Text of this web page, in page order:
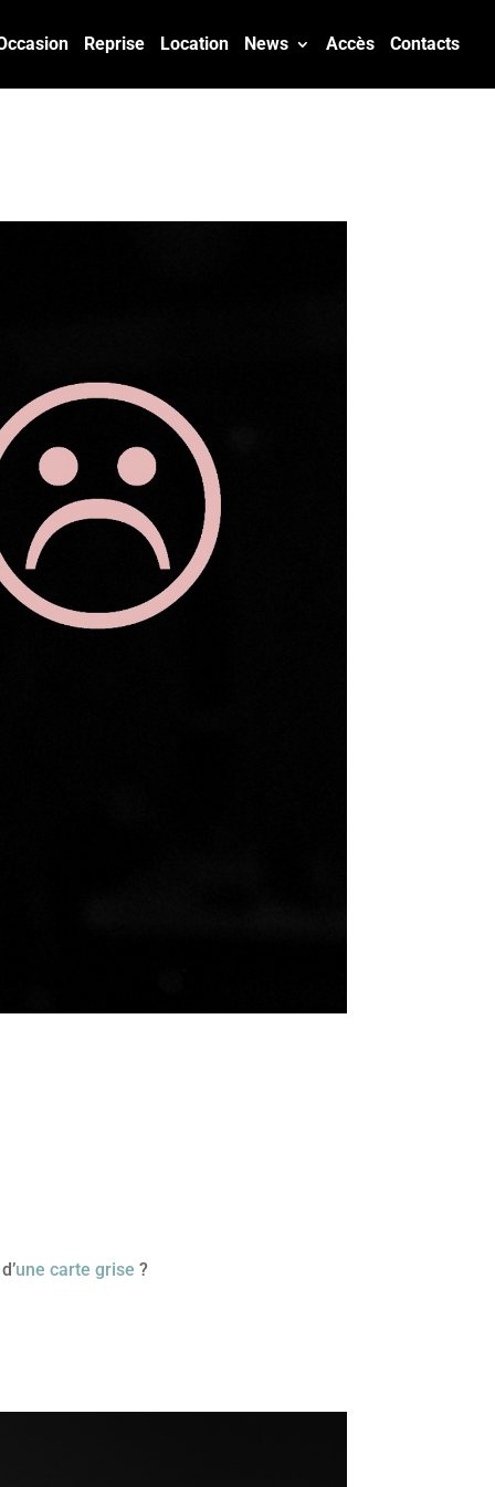
Reprise Location News Accès Contacts
une carte grise ?